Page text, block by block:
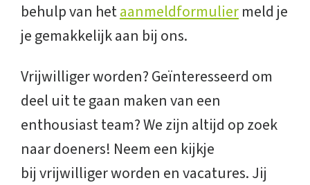
behulp van hetaanmeldformuliermeld je
je gemakkelijk aan bij ons.
Vrijwilliger worden? Geïnteresseerd om
deel uit te gaan maken van een
enthousiast team? We zijn altijd op zoek
naar doeners! Neem een kijkje
bij vrijwilliger worden en vacatures. Jij